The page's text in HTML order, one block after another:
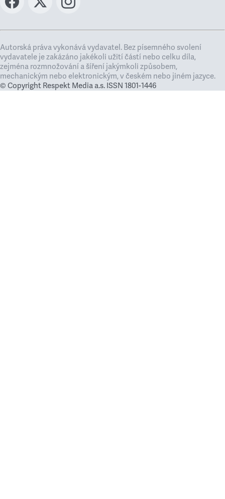
Autorská práva vykonává vydavatel. Bez písemného svolení
vydavatele je zakázáno jakékoli užití částí nebo celku díla,
zejména rozmnožování a šíření jakýmkoli způsobem,
mechanickým nebo elektronickým, v českém nebo jiném jazyce.
© Copyright Respekt Media a.s. ISSN 1801-1446